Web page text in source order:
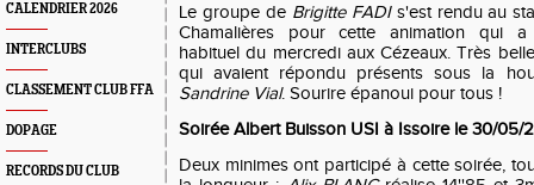
CALENDRIER 2026
INTERCLUBS
CLASSEMENT CLUB FFA
DOPAGE
RECORDS DU CLUB
Le groupe de Brigitte FADIs'est rendu au
Chamalières pour cette animation qui a
habituel du mercredi aux Cézeaux. Très
qui avaient répondu présents sous la
Sandrine Vial. Sourire épanoui pour tous !
Soirée Albert Buisson USI à Issoire le 30/05/
Deux minimes ont participé à cette soirée,